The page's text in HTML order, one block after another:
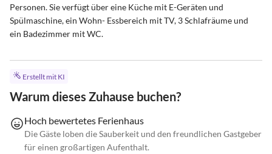
Personen. Sie verfügt über eine Küche mit E-Geräten und
Spülmaschine, ein Wohn- Essbereich mit TV, 3 Schlafräume und
ein Badezimmer mit WC.
Erstellt mit KI
Warum dieses Zuhause buchen?
Hoch bewertetes Ferienhaus
Die Gäste loben die Sauberkeit und den freundlichen Gastgeber
für einen großartigen Aufenthalt.